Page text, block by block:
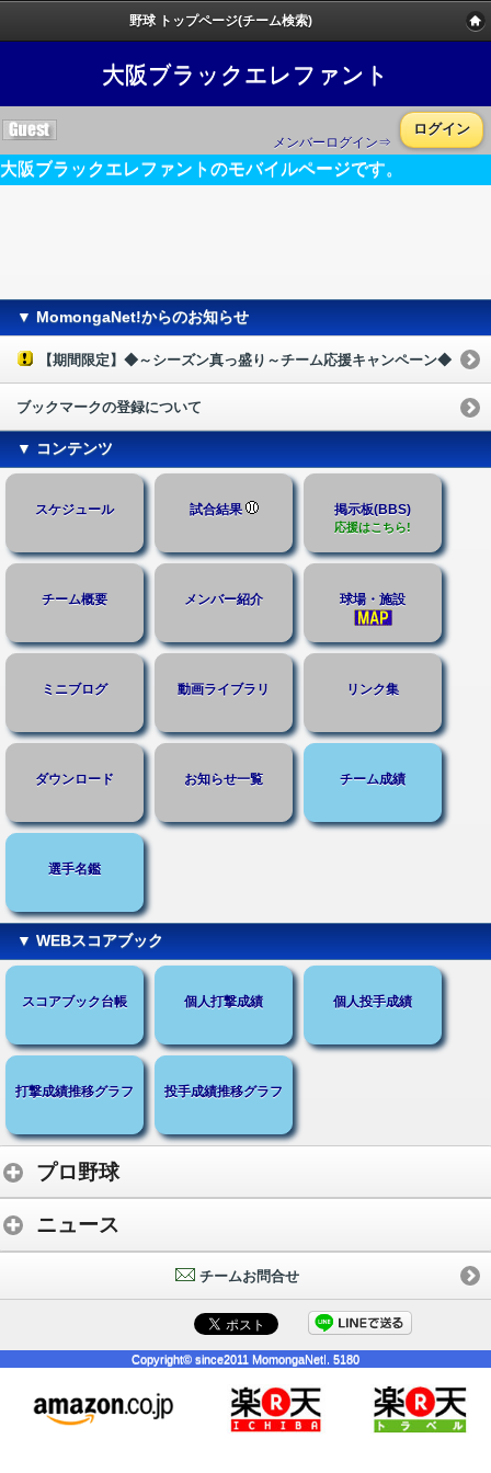
野球 トップページ(チーム検索)
大阪ブラックエレファント
メンバーログイン⇒
ログイン
大阪ブラックエレファントのモバイルページです。
▼ MomongaNet!からのお知らせ
【期間限定】◆～シーズン真っ盛り～チーム応援キャンペーン◆
ブックマークの登録について
▼ コンテンツ
スケジュール 試合結果 掲示板(BBS)
応援はこちら!
チーム概要 メンバー紹介 球場・施設
ミニブログ 動画ライブラリ リンク集
ダウンロード お知らせ一覧 チーム成績
選手名鑑
▼ WEBスコアブック
スコアブック台帳 個人打撃成績 個人投手成績
打撃成績推移グラフ 投手成績推移グラフ
プロ野球
ニュース
チームお問合せ
Copyright© since2011 MomongaNet!. 5180